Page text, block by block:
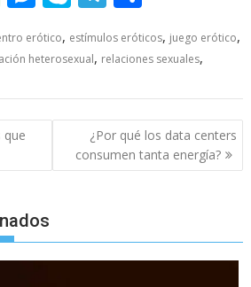
at
A
p
p
ss
n
er
y
e
e
a
m
ar
erótico, estímulos eróticos, juego erótico,
heterosexual, relaciones sexuales,
que
¿Por qué los data centers
consumen tanta energía?